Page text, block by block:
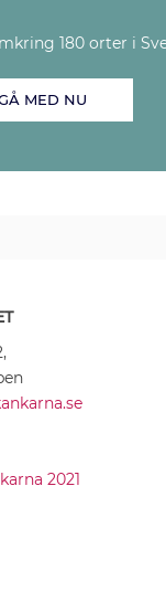
180 orter i
MED NU
2021